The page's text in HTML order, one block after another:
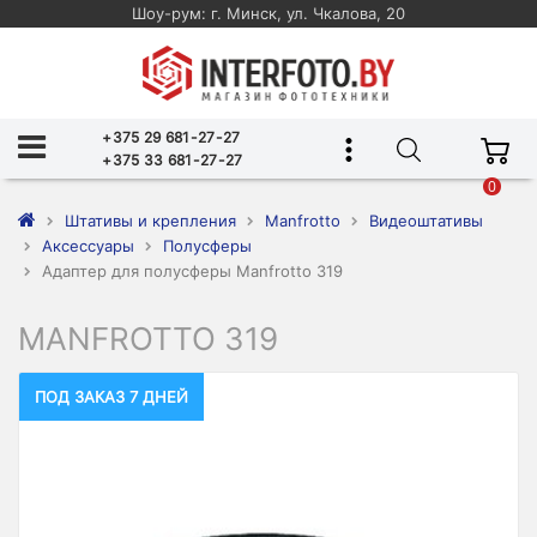
Шоу-рум: г. Минск, ул. Чкалова, 20
+375 29 681-27-27
+375 33 681-27-27
0
Штативы и крепления Manfrotto
Видеоштативы
Аксессуары
Полусферы
Адаптер для полусферы Manfrotto 319
MANFROTTO 319
ПОД ЗАКАЗ 7 ДНЕЙ